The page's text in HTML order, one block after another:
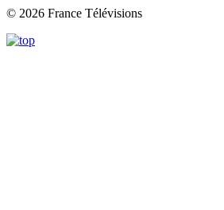
© 2026 France Télévisions